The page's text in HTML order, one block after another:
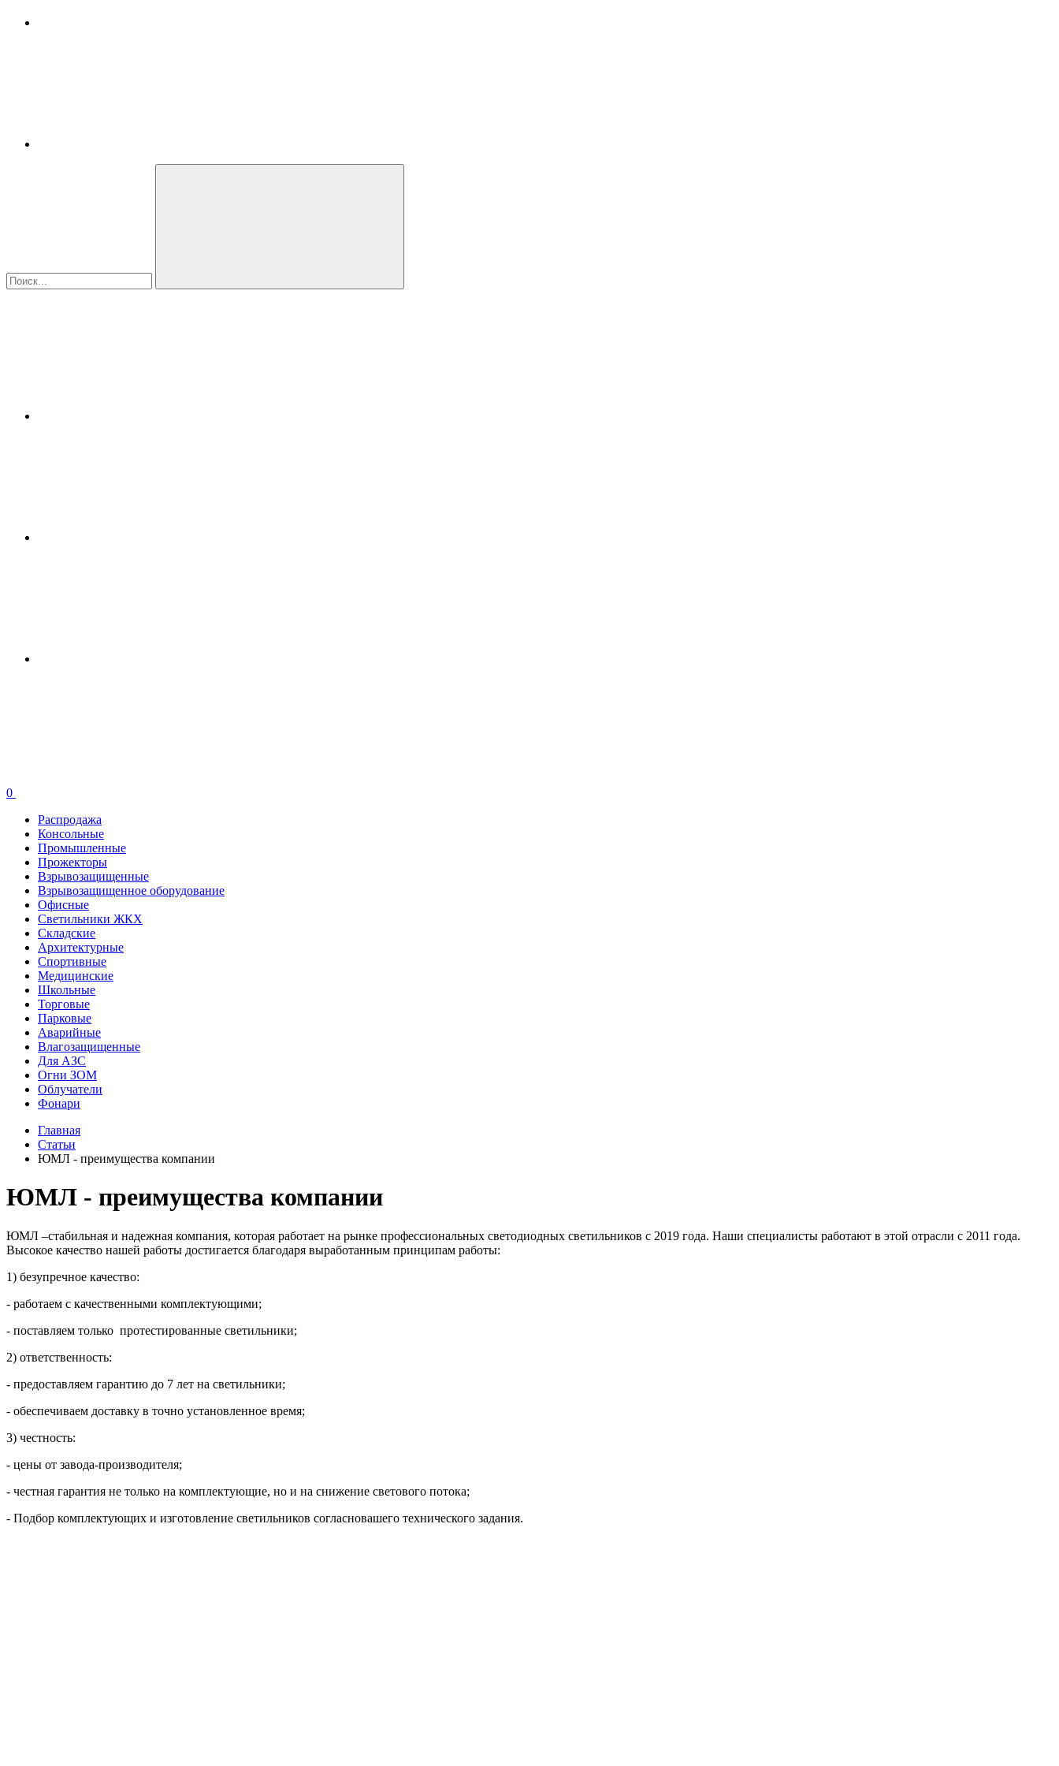
0
Распродажа
Консольные
Промышленные
Прожекторы
Взрывозащищенные
Взрывозащищенное оборудование
Офисные
Cветильники ЖКХ
Складские
Архитектурные
Спортивные
Медицинские
Школьные
Торговые
Парковые
Аварийные
Влагозащищенные
Для АЗС
Огни ЗОМ
Облучатели
Фонари
Главная
Статьи
ЮМЛ - преимущества компании
ЮМЛ - преимущества компании
ЮМЛ –стабильная и надежная компания, которая работает на рынке профессиональных светодиодных светильников с 2019 года. Наши специалисты работают в этой отрасли с 2011 года.
Высокое качество нашей работы достигается благодаря выработанным принципам работы:
1) безупречное качество:
- работаем с качественными комплектующими;
- поставляем только протестированные светильники;
2) ответственность:
- предоставляем гарантию до 7 лет на светильники;
- обеспечиваем доставку в точно установленное время;
3) честность:
- цены от завода-производителя;
- честная гарантия не только на комплектующие, но и на снижение светового потока;
- Подбор комплектующих и изготовление светильников согласновашего технического задания.